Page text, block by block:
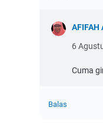
AFIFAH
6
Cuma
Balas